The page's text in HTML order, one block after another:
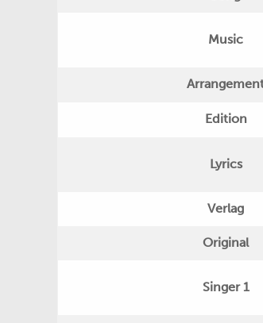
Music
Edition
Lyrics
Verlag
Original
Singer 1